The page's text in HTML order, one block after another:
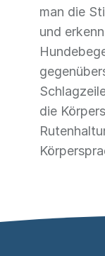
man die
und
die